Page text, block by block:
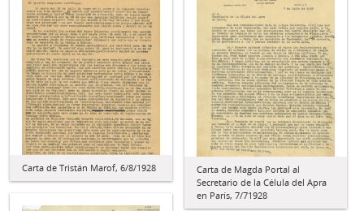
Carta de Tristán Marof, 6/8/1928
Carta de Magda Portal al
Secretario de la Célula del Apra
en París, 7/71928